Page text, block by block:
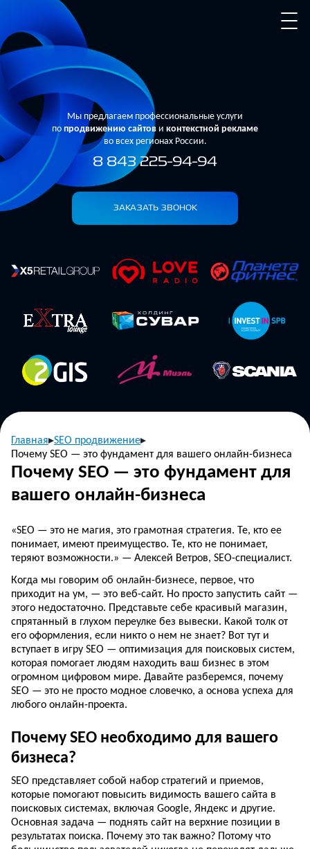
Мы предлагаем профессиональные услуги
по продвижению сайтов и контекстной рекламе
во всех регионах России.
8 843 225-94-94
ЗАКАЗАТЬ ЗВОНОК
Главная SEO продвижение
Почему SEO — это фундамент для вашего онлайн-бизнеса
Почему SEO — это фундамент для
вашего онлайн-бизнеса
«SEO — это не магия, это грамотная стратегия. Те, кто ее
понимает, имеют преимущество. Те, кто не понимает,
теряют возможности.» — Алексей Ветров, SEO-специалист.
Когда мы говорим об онлайн-бизнесе, первое, что
приходит на ум, — это веб-сайт. Но просто запустить сайт —
этого недостаточно. Представьте себе красивый магазин,
спрятанный в глухом переулке без вывески. Какой толк от
его оформления, если никто о нем не знает? Вот тут и
вступает в игру SEO — оптимизация для поисковых систем,
которая помогает людям находить ваш бизнес в этом
огромном цифровом мире. Давайте разберемся, почему
SEO — это не просто модное словечко, а основа успеха для
любого онлайн-проекта.
Почему SEO необходимо для вашего
бизнеса?
SEO представляет собой набор стратегий и приемов,
которые помогают повысить видимость вашего сайта в
поисковых системах, включая Google, Яндекс и другие.
Основная задача — поднять сайт на верхние позиции в
результатах поиска. Почему это так важно? Потому что